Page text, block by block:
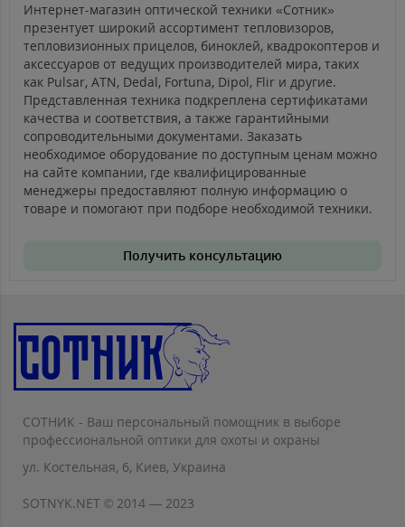
Интернет-магазин оптической техники «Сотник»
презентует широкий ассортимент тепловизоров,
тепловизионных прицелов, биноклей, квадрокоптеров и
аксессуаров от ведущих производителей мира, таких
как Pulsar, ATN, Dedal, Fortuna, Dipol, Flir и другие.
Представленная техника подкреплена сертификатами
качества и соответствия, а также гарантийными
сопроводительными документами. Заказать
необходимое оборудование по доступным ценам можно
на сайте компании, где квалифицированные
менеджеры предоставляют полную информацию о
товаре и помогают при подборе необходимой техники.
Получить консультацию
СОТНИК - Ваш персональный помощник в выборе
профессиональной оптики для охоты и охраны
ул. Костельная, 6, Киев, Украина
SOTNYK.NET © 2014 — 2023